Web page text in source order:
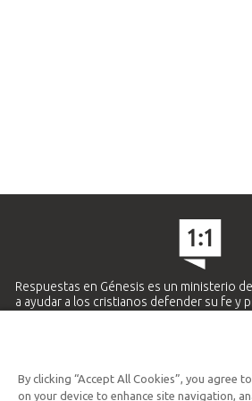
Respuestas en Génesis es un ministerio
a ayudar a los cristianos defender su fe y
Ministerio
By clicking “Accept All Cookies”, you agree
on your device to enhance site navigation,